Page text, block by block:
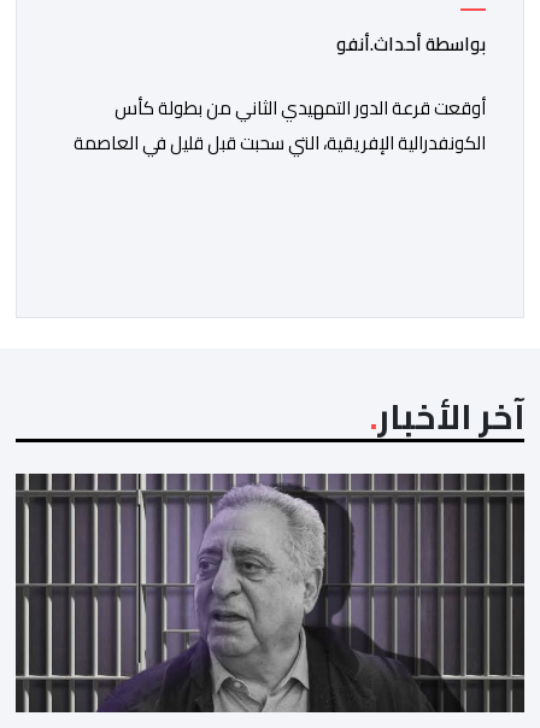
بواسطة أحداث.أنفو
أوقعت قرعة الدور التمهيدي الثاني من بطولة كأس
الكونفدرالية الإفريقية، التي سحبت قبل قليل في العاصمة
واريورز النيجيري ونادي أوديب ممثل […]
آخر الأخبار